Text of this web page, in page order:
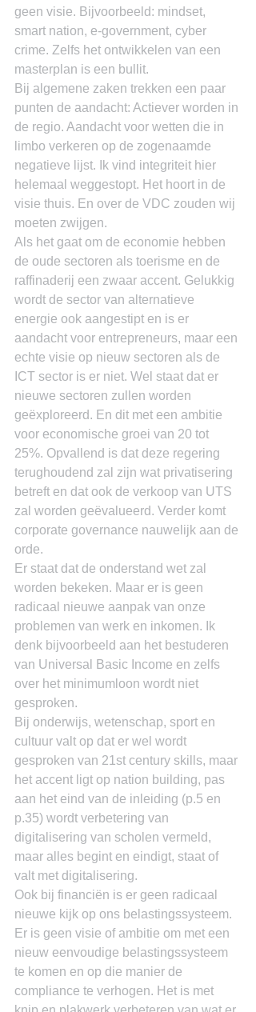
geen visie. Bijvoorbeeld: mindset,
smart nation, e-government, cyber
crime. Zelfs het ontwikkelen van een
masterplan is een bullit.
Bij algemene zaken trekken een paar
punten de aandacht: Actiever worden in
de regio. Aandacht voor wetten die in
limbo verkeren op de zogenaamde
negatieve lijst. Ik vind integriteit hier
helemaal weggestopt. Het hoort in de
visie thuis. En over de VDC zouden wij
moeten zwijgen.
Als het gaat om de economie hebben
de oude sectoren als toerisme en de
raffinaderij een zwaar accent. Gelukkig
wordt de sector van alternatieve
energie ook aangestipt en is er
aandacht voor entrepreneurs, maar een
echte visie op nieuw sectoren als de
ICT sector is er niet. Wel staat dat er
nieuwe sectoren zullen worden
geëxploreerd. En dit met een ambitie
voor economische groei van 20 tot
25%. Opvallend is dat deze regering
terughoudend zal zijn wat privatisering
betreft en dat ook de verkoop van UTS
zal worden geëvalueerd. Verder komt
corporate governance nauwelijk aan de
orde.
Er staat dat de onderstand wet zal
worden bekeken. Maar er is geen
radicaal nieuwe aanpak van onze
problemen van werk en inkomen. Ik
denk bijvoorbeeld aan het bestuderen
van Universal Basic Income en zelfs
over het minimumloon wordt niet
gesproken.
Bij onderwijs, wetenschap, sport en
cultuur valt op dat er wel wordt
gesproken van 21st century skills, maar
het accent ligt op nation building, pas
aan het eind van de inleiding (p.5 en
p.35) wordt verbetering van
digitalisering van scholen vermeld,
maar alles begint en eindigt, staat of
valt met digitalisering.
Ook bij financiën is er geen radicaal
nieuwe kijk op ons belastingssysteem.
Er is geen visie of ambitie om met een
nieuw eenvoudige belastingssysteem
te komen en op die manier de
compliance te verhogen. Het is met